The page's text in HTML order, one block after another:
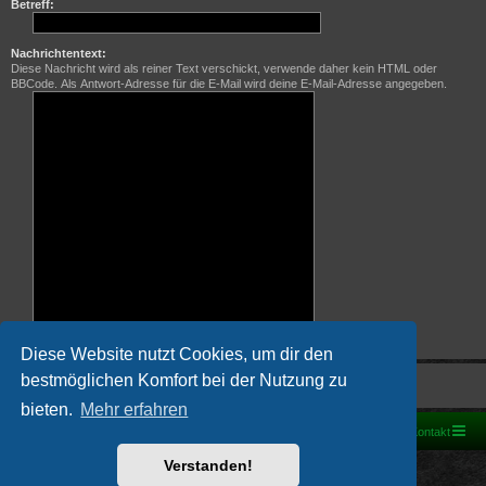
Diese Website nutzt Cookies, um dir den
bestmöglichen Komfort bei der Nutzung zu
bieten. Mehr erfahren
Verstanden!
Betreff:
Nachrichtentext:
Diese Nachricht wird als reiner Text verschickt, verwende daher kein HTML oder
BBCode. Als Antwort-Adresse für die E-Mail wird deine E-Mail-Adresse angegeben.
Kontakt
Powered byphpBB® Forum Software © phpBB Limited